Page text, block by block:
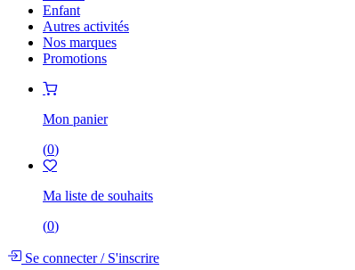
Enfant
Autres activités
Nos marques
Promotions
Mon panier
(0)
Ma liste de souhaits
(0)
Se connecter/S'inscrire